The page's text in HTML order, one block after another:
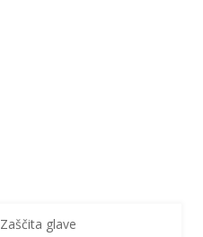
Zaščita glave